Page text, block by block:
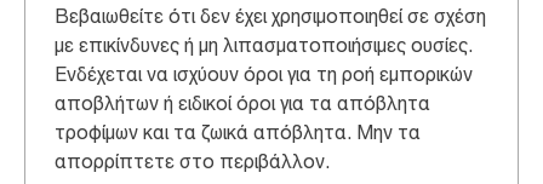
Βεβαιωθείτε ότι δεν έχει χρησιμοποιηθεί σε σχέση
με επικίνδυνες ή μη λιπασματοποιήσιμες ουσίες.
Ενδέχεται να ισχύουν όροι για τη ροή εμπορικών
αποβλήτων ή ειδικοί όροι για τα απόβλητα
τροφίμων και τα ζωικά απόβλητα. Μην τα
απορρίπτετε στο περιβάλλον.​